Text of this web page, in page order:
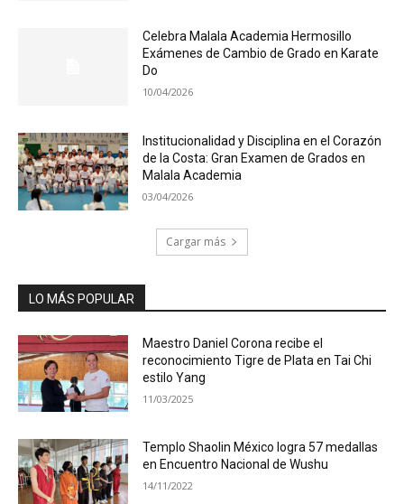
Celebra Malala Academia Hermosillo
Exámenes de Cambio de Grado en Karate
Do
10/04/2026
Institucionalidad y Disciplina en el Corazón
de la Costa: Gran Examen de Grados en
Malala Academia
03/04/2026
Cargar más
LO MÁS POPULAR
Maestro Daniel Corona recibe el
reconocimiento Tigre de Plata en Tai Chi
estilo Yang
11/03/2025
Templo Shaolin México logra 57 medallas
en Encuentro Nacional de Wushu
14/11/2022